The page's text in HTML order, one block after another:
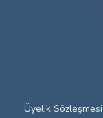
Üyelik Sözleşmesi